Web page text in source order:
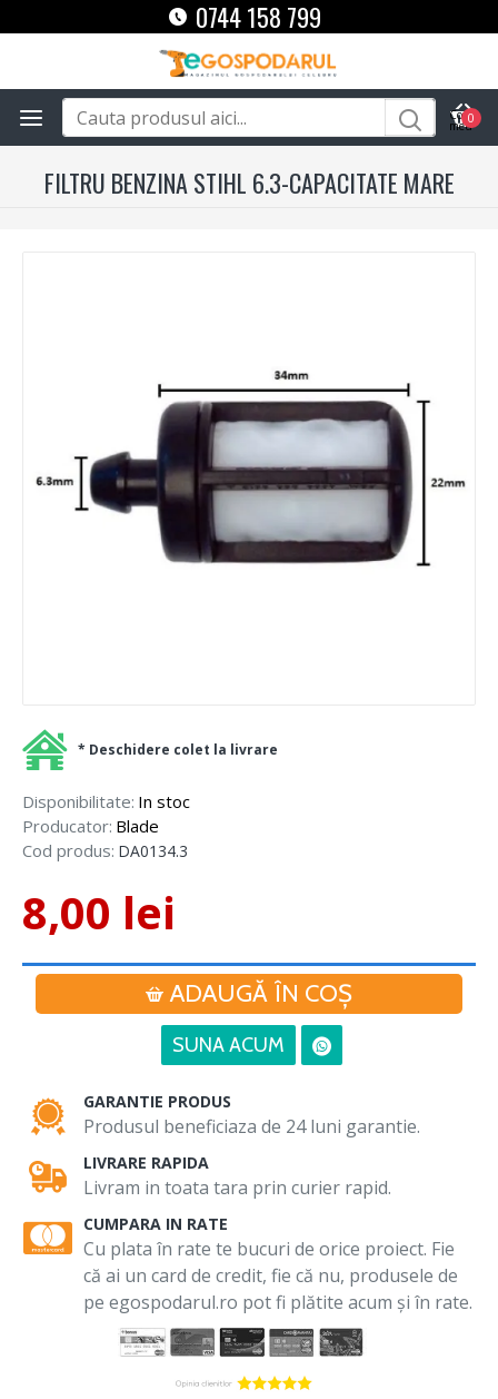
0744 158 799
0
FILTRU BENZINA STIHL 6.3-CAPACITATE MARE
Disponibilitate: In stoc
Producator: Blade
Cod produs: DA0134.3
8,00 lei
ADAUGĂ ÎN COŞ
SUNA ACUM
* Deschidere colet la livrare
GARANTIE PRODUS
Produsul beneficiaza de 24 luni garantie.
LIVRARE RAPIDA
Livram in toata tara prin curier rapid.
CUMPARA IN RATE
Cu plata în rate te bucuri de orice proiect. Fie
că ai un card de credit, fie că nu, produsele de
pe egospodarul.ro pot fi plătite acum și în rate.